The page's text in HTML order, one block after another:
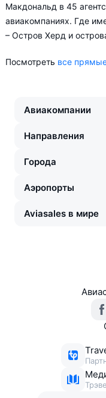
Макдональд в 45
авиакомпаниях. Где
– Остров Херд и
Посмотреть все
Авиакомпании
Направления
Города
Аэропорты
Aviasales в мире